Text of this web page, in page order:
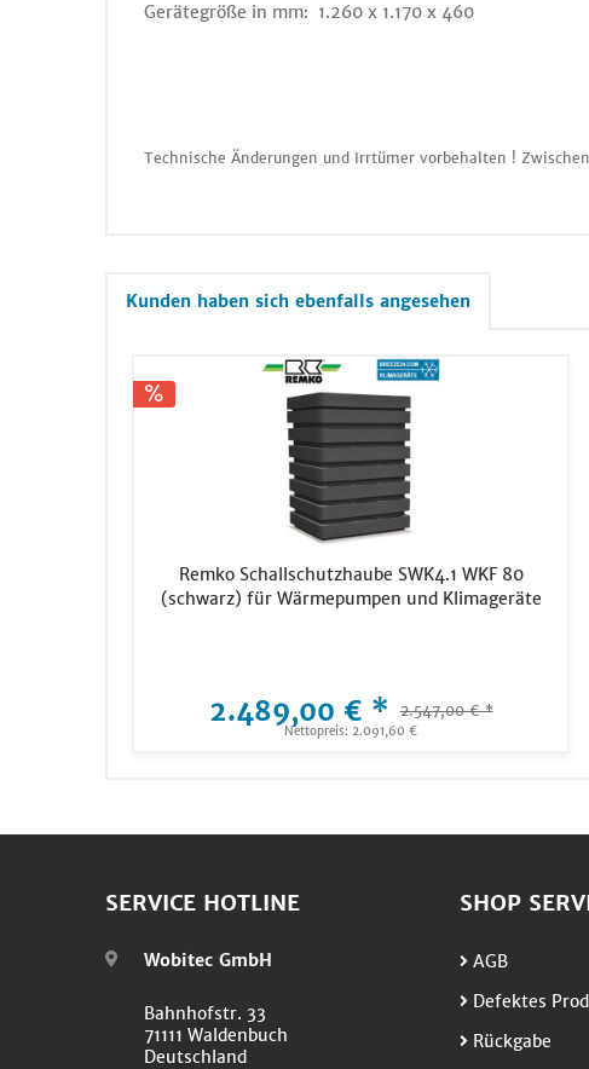
Gerätegröße in mm: 1.260 x 1.170 x 460
Technische Änderungen und Irrtümer vorbehalten !
Kunden haben sich ebenfalls angesehen
Remko Schallschutzhaube SWK4.1 WKF 80
(schwarz) für Wärmepumpen und Klimageräte
2.489,00 € * 2.547,00 € *
Nettopreis: 2.091,60 €
SERVICE HOTLINE
Wobitec GmbH
Bahnhofstr. 33
71111 Waldenbuch
Deutschland
SHOP
AGB
Defektes
Rückgabe